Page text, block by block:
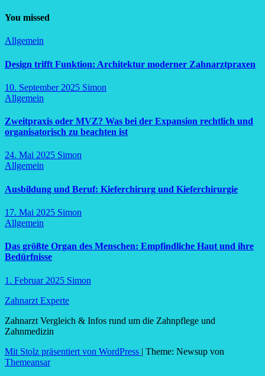
You missed
Allgemein
Design trifft Funktion: Architektur moderner Zahnarztpraxen
10. September 2025 Simon
Allgemein
Zweitpraxis oder MVZ? Was bei der Expansion rechtlich und
organisatorisch zu beachten ist
24. Mai 2025 Simon
Allgemein
Ausbildung und Beruf: Kieferchirurg und Kieferchirurgie
17. Mai 2025 Simon
Allgemein
Das größte Organ des Menschen: Empfindliche Haut und ihre
Bedürfnisse
1. Februar 2025 Simon
Zahnarzt Experte
Zahnarzt Vergleich & Infos rund um die Zahnpflege und
Zahnmedizin
Mit Stolz präsentiert von WordPress | Theme: Newsup von
Themeansar